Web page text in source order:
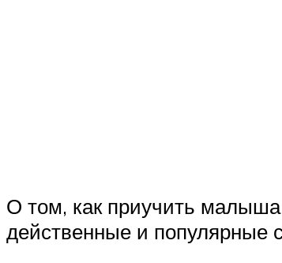
О том, как приучить
действенные и популярные